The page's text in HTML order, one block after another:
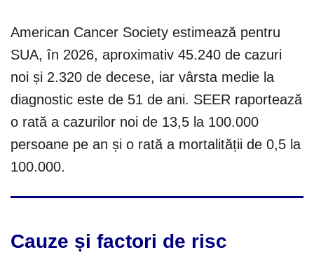
American Cancer Society estimează pentru
SUA, în 2026, aproximativ 45.240 de cazuri
noi și 2.320 de decese, iar vârsta medie la
diagnostic este de 51 de ani. SEER raportează
o rată a cazurilor noi de 13,5 la 100.000
persoane pe an și o rată a mortalității de 0,5 la
100.000.
Cauze și factori de risc